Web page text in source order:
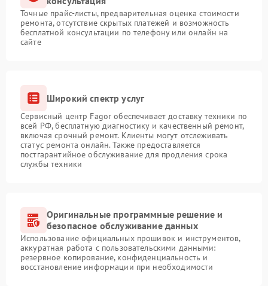
Точные прайс-листы, предварительная оценка стоимости
ремонта, отсутствие скрытых платежей и возможность
бесплатной консультации по телефону или онлайн на
сайте
Широкий спектр услуг
Сервисный центр Fagor обеспечивает доставку техники по
всей РФ, бесплатную диагностику и качественный ремонт,
включая срочный ремонт. Клиенты могут отслеживать
статус ремонта онлайн. Также предоставляется
постгарантийное обслуживание для продления срока
службы техники
Оригинальные программные решение и
безопасное обслуживание данных
Использование официальных прошивок и инструментов,
аккуратная работа с пользовательскими данными:
резервное копирование, конфиденциальность и
восстановление информации при необходимости